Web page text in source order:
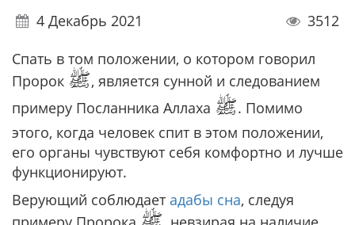
4 Декабрь 2021
3512
Спать в том положении, о котором говорил
Пророк ﷺ, является сунной и следованием
примеру Посланника Аллаха ﷺ. Помимо
этого, когда человек спит в этом положении,
его органы чувствуют себя комфортно и лучше
функционируют.
Верующий соблюдает адабы сна, следуя